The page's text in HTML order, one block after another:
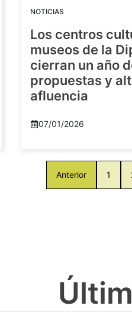
NOTICIAS
Los centros
museos de la
cierran un año
propuestas y
afluencia
07/01/2026
Anterior 1